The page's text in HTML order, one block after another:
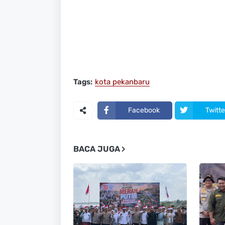
Tags: kota pekanbaru
Facebook
BACA JUGA